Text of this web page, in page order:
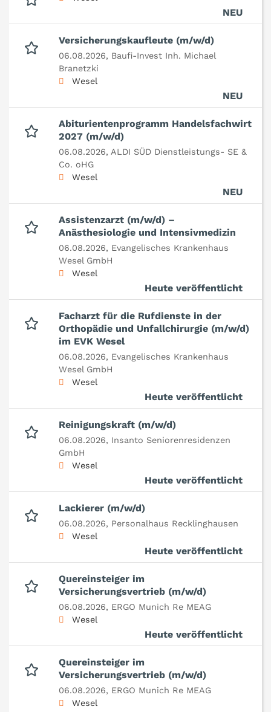
NEU
Versicherungskaufleute (m/w/d)
06.08.2026, Baufi-Invest Inh. Michael
Branetzki
Wesel
NEU
Abiturientenprogramm Handelsfachwirt
2027 (m/w/d)
06.08.2026, ALDI SÜD Dienstleistungs- SE &
Co. oHG
Wesel
NEU
Assistenzarzt (m/w/d) –
Anästhesiologie und Intensivmedizin
06.08.2026, Evangelisches Krankenhaus
Wesel GmbH
Wesel
Heute veröffentlicht
Facharzt für die Rufdienste in der
Orthopädie und Unfallchirurgie (m/w/d)
im EVK Wesel
06.08.2026, Evangelisches Krankenhaus
Wesel GmbH
Wesel
Heute veröffentlicht
Reinigungskraft (m/w/d)
06.08.2026, Insanto Seniorenresidenzen
GmbH
Wesel
Heute veröffentlicht
Lackierer (m/w/d)
06.08.2026, Personalhaus Recklinghausen
Wesel
Heute veröffentlicht
Quereinsteiger im
Versicherungsvertrieb (m/w/d)
06.08.2026, ERGO Munich Re MEAG
Wesel
Heute veröffentlicht
Quereinsteiger im
Versicherungsvertrieb (m/w/d)
06.08.2026, ERGO Munich Re MEAG
Wesel